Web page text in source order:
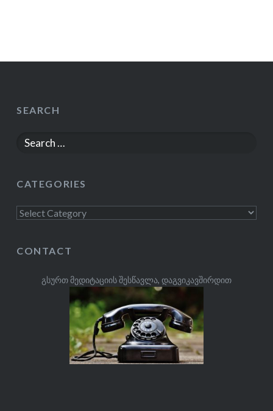
SEARCH
Search
CATEGORIES
Categories
CONTACT
გსურთ მედიტაციის შესწავლა, დაგვიკავშირდით